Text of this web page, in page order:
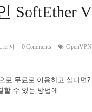
SoftEther
도사 0 Comments
로 무료로 이용하고 싶다
할 수 있는 방법에